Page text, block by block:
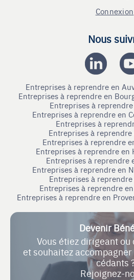
Connexion
Nous
Entreprises à reprendre en
Entreprises à reprendre en
Entreprises à
Entreprises à reprendre en
Entreprises à
Entreprises à reprendre
Entreprises à reprendre
Entreprises à reprendre en
Entreprises à reprendre
Entreprises à reprendre en
Entreprises à
Entreprises à reprendre
Entreprises à reprendre en
Devenir
Vous étiez dirigeant
et souhaitez
cédants
Rejoignez-